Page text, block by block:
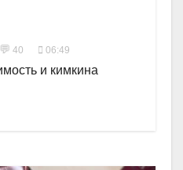
💬 40 06:49
и кимкина